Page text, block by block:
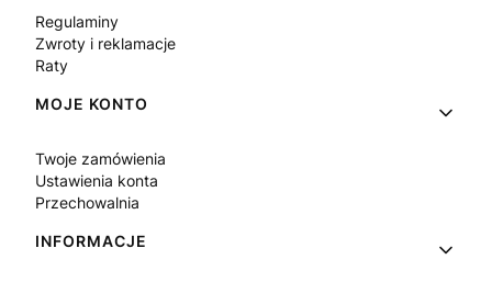
Regulaminy
Zwroty i reklamacje
Raty
MOJE KONTO
Twoje zamówienia
Ustawienia konta
Przechowalnia
INFORMACJE